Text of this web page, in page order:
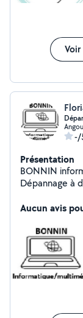
-/
Présentation
BONNIN informatique/multimédia : Assistance et
Dépannage à
EFFICACITÉ.
Aucun avis